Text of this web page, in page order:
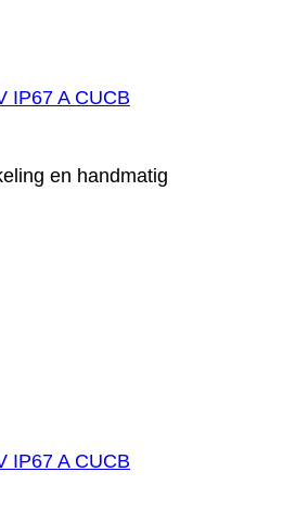
IP67 A CUCB
en handmatig
IP67 A CUCB